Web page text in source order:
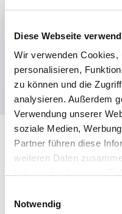
Diese Webseite
Wir verwenden Cookies,
personalisieren,
zu können und die
analysieren. Außerdem
Verwendung unserer
soziale Medien,
Partner führen diese
weiteren Daten
Notwendig
Der schlüsselsichere
eine hochsichere
Schutzart IP65
Spezifikationen
Aesthetic
Electrical